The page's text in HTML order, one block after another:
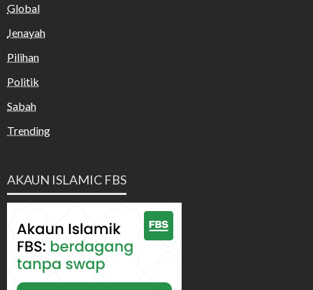
Global
Jenayah
Pilihan
Politik
Sabah
Trending
AKAUN ISLAMIC FBS